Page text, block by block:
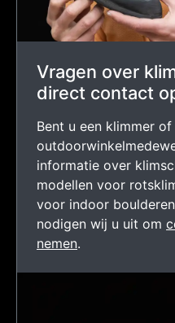
Vragen over
direct contact
Bent u een klimmer of
informatie over
modellen voor
voor indoor
nodigen wij u uit om
nemen.